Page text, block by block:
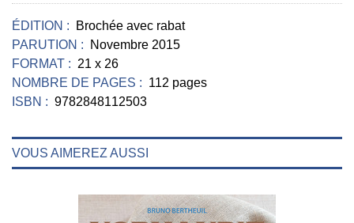
ÉDITION :
Brochée avec rabat
PARUTION :
Novembre 2015
FORMAT : 21 x 26
NOMBRE DE PAGES : 112 pages
ISBN : 9782848112503
VOUS AIMEREZ AUSSI